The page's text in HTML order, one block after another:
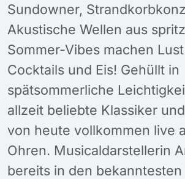
Sundowner,
Akustische Wellen aus
Sommer-Vibes machen
Cocktails und Eis! Gehüllt in
spätsommerliche
allzeit beliebte Klassiker
von heute vollkommen live
Ohren. Musicaldarstellerin
bereits in den